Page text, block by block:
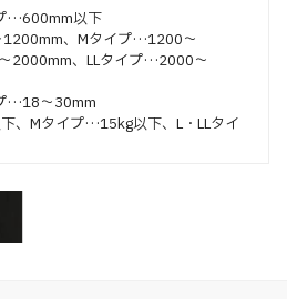
…600mm以下
、Mタイプ…1200～
2000mm、LLタイプ…2000～
…18～30mm
、Mタイプ…15kg以下、L・LLタイ